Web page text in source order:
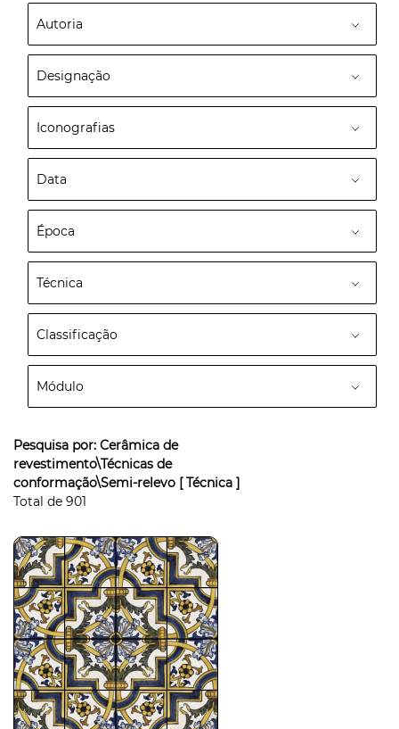
Autoria
Designação
Iconografias
Data
Época
Técnica
Classificação
Módulo
Pesquisa por: Cerâmica de
revestimento\Técnicas de
conformação\Semi-relevo [ Técnica ]
Total de 901